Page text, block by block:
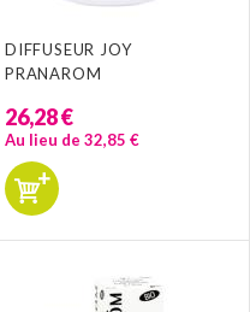
DIFFUSEUR JOY
PRANAROM
26,28 €
Au lieu de 32,85 €